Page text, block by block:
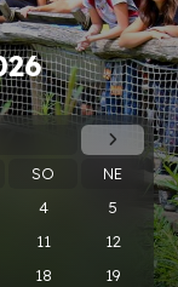
SO
NE
4
5
11
12
18
19